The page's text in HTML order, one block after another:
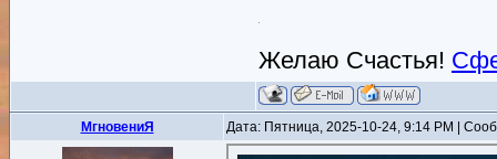
Желаю Счастья!
MгновениЯ Дата: Пятница, 2025-10-24, 9:14 PM |